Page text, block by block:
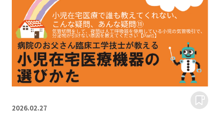
2026.02.27